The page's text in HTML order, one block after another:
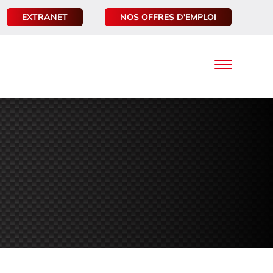
EXTRANET NOS OFFRES D'EMPLOI